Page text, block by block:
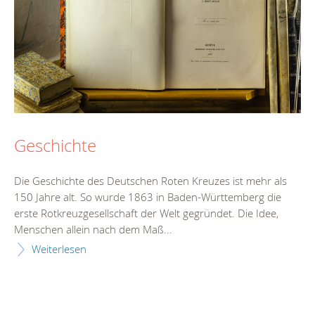
Geschichte
Die Geschichte des Deutschen Roten Kreuzes ist mehr als
150 Jahre alt. So wurde 1863 in Baden-Württemberg die
erste Rotkreuzgesellschaft der Welt gegründet. Die Idee,
Menschen allein nach dem Maß...
Weiterlesen